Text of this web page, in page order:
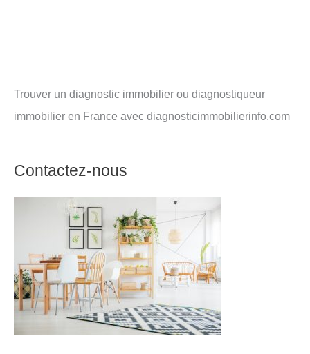
Trouver un diagnostic immobilier ou diagnostiqueur
immobilier en France avec diagnosticimmobilierinfo.com
Contactez-nous